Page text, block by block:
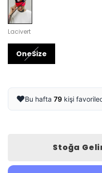
Lacivert
OneSize
❤️Bu hafta 79 kişi
Stoğa